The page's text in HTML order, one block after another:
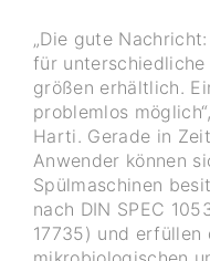
„Die gute
für
größen erhältlich.
problemlos
Harti. Gerade in
Anwender können
Spülmaschinen
nach DIN SPEC
17735) und